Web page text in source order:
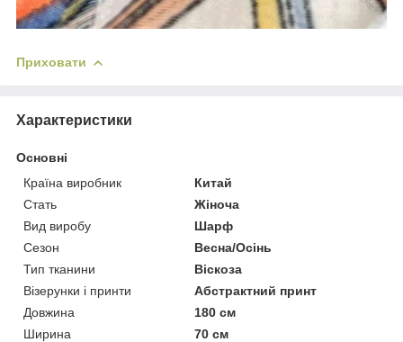
Приховати
Характеристики
Основні
Країна виробник
Китай
Стать
Жіноча
Вид виробу
Шарф
Сезон
Весна/Осінь
Тип тканини
Віскоза
Візерунки і принти
Абстрактний принт
Довжина
180 см
Ширина
70 см